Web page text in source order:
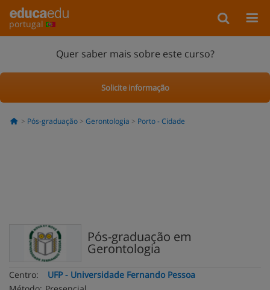
portugal
Quer saber mais sobre este curso?
Solicite informação
Pós-graduação Gerontologia Porto - Cidade
Pós-graduação em
Gerontologia
Centro:
UFP - Universidade Fernando Pessoa